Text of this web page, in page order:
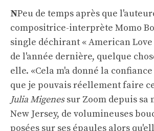
NPeu de temps après que
compositrice-interprète Momo
single déchirant « American Love
de l'année dernière, quelque
elle. «Cela m'a donné la
que je pouvais réellement faire
Julia Migenessur Zoom depuis sa
New Jersey, de volumineuses
posées sur ses épaules alors